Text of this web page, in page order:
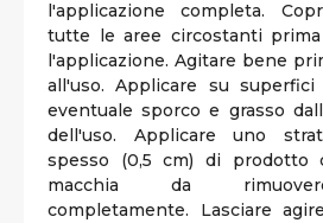
l'applicazione completa.
tutte le aree circostanti
l'applicazione. Agitare bene
all'uso. Applicare su superfici
eventuale sporco e grasso
dell'uso. Applicare uno
spesso (0,5 cm) di prodotto
macchia da
completamente. Lasciare